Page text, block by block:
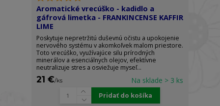
Aromatické vrecúško - kadidlo a
gáfrová limetka - FRANKINCENSE KAFFIR
LIME
Poskytuje nepretržitú duševnú očistu a upokojenie
nervového systému v akomkoľvek malom priestore.
Toto vrecúško, využívajúce silu prírodných
minerálov a esenciálnych olejov, efektívne
neutralizuje stres a osviežuje myseľ...
21 €/ks Na sklade > 3 ks
Pridať do košíka